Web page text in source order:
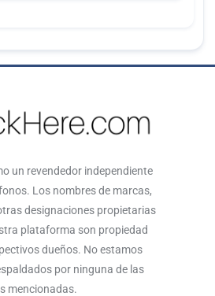
un revendedor independiente
Los nombres de marcas,
designaciones propietarias
plataforma son propiedad
dueños. No estamos
por ninguna de las
mencionadas.